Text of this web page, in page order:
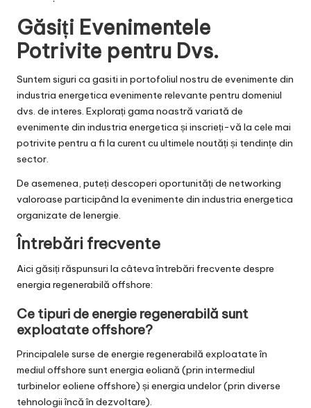
Găsiți Evenimentele
Potrivite pentru Dvs.
Suntem siguri ca gasiti in portofoliul nostru de evenimente din
industria energetica evenimente relevante pentru domeniul
dvs. de interes. Explorați gama noastră variată de
evenimente din industria energetica și inscrieți-vă la cele mai
potrivite pentru a fi la curent cu ultimele noutăți și tendințe din
sector.
De asemenea, puteți descoperi oportunități de networking
valoroase participând la evenimente din industria energetica
organizate de Ienergie.
Întrebări frecvente
Aici găsiți răspunsuri la câteva întrebări frecvente despre
energia regenerabilă offshore:
Ce tipuri de energie regenerabilă sunt
exploatate offshore?
Principalele surse de energie regenerabilă exploatate în
mediul offshore sunt energia eoliană (prin intermediul
turbinelor eoliene offshore) și energia undelor (prin diverse
tehnologii încă în dezvoltare).